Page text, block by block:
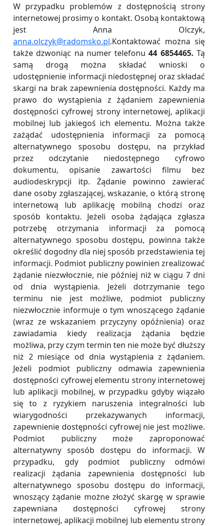
W przypadku problemów z dostępnością strony
internetowej prosimy o kontakt. Osobą kontaktową
jest Anna Olczyk,
anna.olczyk@radomsko.pl.Kontaktować można się
także dzwoniąc na numer telefonu44 6854465. Tą
samą drogą można składać wnioski o
udostępnienie informacji niedostępnej oraz składać
skargi na brak zapewnienia dostępności. Każdy ma
prawo do wystąpienia z żądaniem zapewnienia
dostępności cyfrowej strony internetowej, aplikacji
mobilnej lub jakiegoś ich elementu. Można także
zażądać udostępnienia informacji za pomocą
alternatywnego sposobu dostępu, na przykład
przez odczytanie niedostępnego cyfrowo
dokumentu, opisanie zawartości filmu bez
audiodeskrypcji itp. Żądanie powinno zawierać
dane osoby zgłaszającej, wskazanie, o którą stronę
internetową lub aplikację mobilną chodzi oraz
sposób kontaktu. Jeżeli osoba żądająca zgłasza
potrzebę otrzymania informacji za pomocą
alternatywnego sposobu dostępu, powinna także
określić dogodny dla niej sposób przedstawienia tej
informacji. Podmiot publiczny powinien zrealizować
żądanie niezwłocznie, nie później niż w ciągu 7 dni
od dnia wystąpienia. Jeżeli dotrzymanie tego
terminu nie jest możliwe, podmiot publiczny
niezwłocznie informuje o tym wnoszącego żądanie
(wraz ze wskazaniem przyczyny opóźnienia) oraz
zawiadamia kiedy realizacja żądania będzie
możliwa, przy czym termin ten nie może być dłuższy
niż 2 miesiące od dnia wystąpienia z żądaniem.
Jeżeli podmiot publiczny odmawia zapewnienia
dostępności cyfrowej elementu strony internetowej
lub aplikacji mobilnej, w przypadku gdyby wiązało
się to z ryzykiem naruszenia integralności lub
wiarygodności przekazywanych informacji,
zapewnienie dostępności cyfrowej nie jest możliwe.
Podmiot publiczny może zaproponować
alternatywny sposób dostępu do informacji. W
przypadku, gdy podmiot publiczny odmówi
realizacji żądania zapewnienia dostępności lub
alternatywnego sposobu dostępu do informacji,
wnoszący żądanie możne złożyć skargę w sprawie
zapewniana dostępności cyfrowej strony
internetowej, aplikacji mobilnej lub elementu strony